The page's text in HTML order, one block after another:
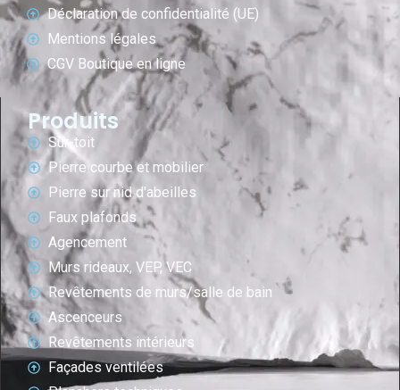
Déclaration de confidentialité (UE)
Mentions légales
CGV Boutique en ligne
Produits
Sur-toit
Pierre courbe et mobilier
Pierre sur nid d'abeilles
Faux plafonds
Agencement
Murs rideaux, VEP, VEC
Revêtements de murs/salle de bain
Ascenceurs
Revêtements intérieurs
Façades ventilées